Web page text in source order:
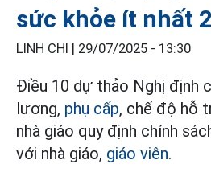
sức khỏe ít nhất
LINH CHI | 29/07/2025 - 13:30
Điều 10 dự thảo Nghị định
lương, phụ cấp, chế độ hỗ
nhà giáo quy định chính
với nhà giáo, giáo viên.